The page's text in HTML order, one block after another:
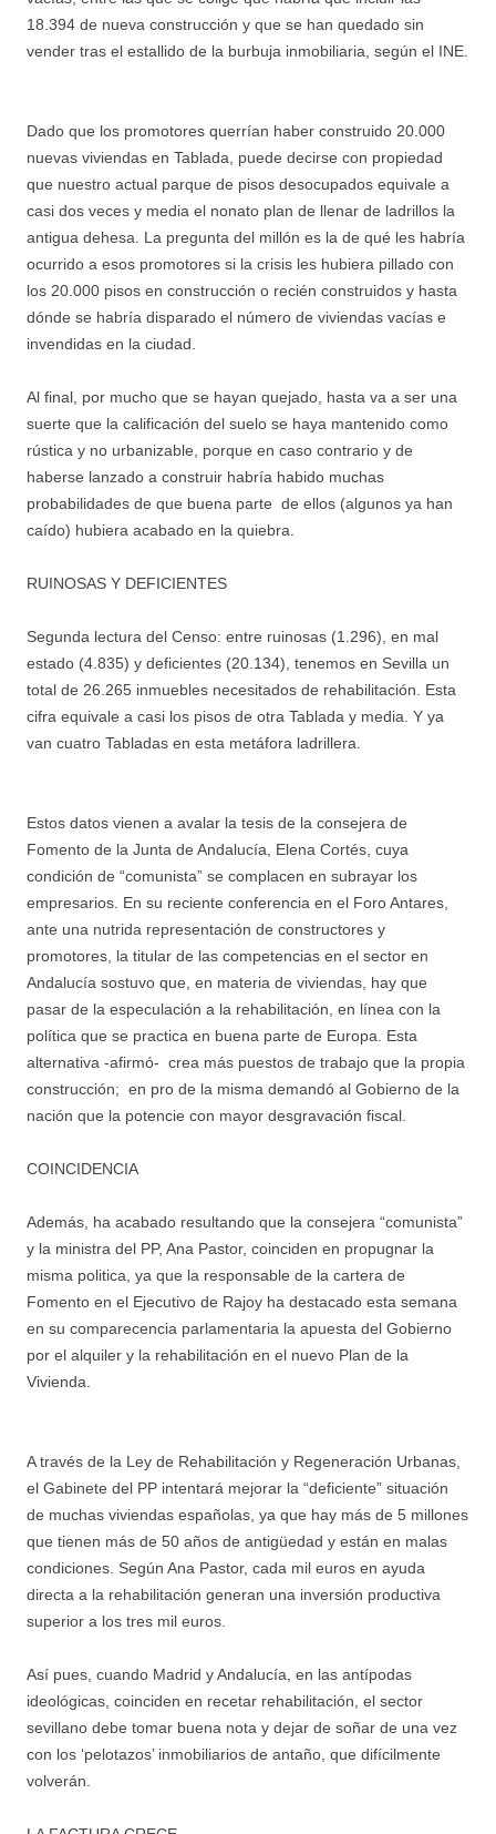
18.394 de nueva construcción y que se han quedado sin
vender tras el estallido de la burbuja inmobiliaria, según el INE.
Dado que los promotores querrían haber construido 20.000
nuevas viviendas en Tablada, puede decirse con propiedad
que nuestro actual parque de pisos desocupados equivale a
casi dos veces y media el nonato plan de llenar de ladrillos la
antigua dehesa. La pregunta del millón es la de qué les habría
ocurrido a esos promotores si la crisis les hubiera pillado con
los 20.000 pisos en construcción o recién construidos y hasta
dónde se habría disparado el número de viviendas vacías e
invendidas en la ciudad.
Al final, por mucho que se hayan quejado, hasta va a ser una
suerte que la calificación del suelo se haya mantenido como
rústica y no urbanizable, porque en caso contrario y de
haberse lanzado a construir habría habido muchas
probabilidades de que buena parte de ellos (algunos ya han
caído) hubiera acabado en la quiebra.
RUINOSAS Y DEFICIENTES
Segunda lectura del Censo: entre ruinosas (1.296), en mal
estado (4.835) y deficientes (20.134), tenemos en Sevilla un
total de 26.265 inmuebles necesitados de rehabilitación. Esta
cifra equivale a casi los pisos de otra Tablada y media. Y ya
van cuatro Tabladas en esta metáfora ladrillera.
Estos datos vienen a avalar la tesis de la consejera de
Fomento de la Junta de Andalucía, Elena Cortés, cuya
condición de “comunista” se complacen en subrayar los
empresarios. En su reciente conferencia en el Foro Antares,
ante una nutrida representación de constructores y
promotores, la titular de las competencias en el sector en
Andalucía sostuvo que, en materia de viviendas, hay que
pasar de la especulación a la rehabilitación, en línea con la
política que se practica en buena parte de Europa. Esta
alternativa -afirmó- crea más puestos de trabajo que la propia
construcción; en pro de la misma demandó al Gobierno de la
nación que la potencie con mayor desgravación fiscal.
COINCIDENCIA
Además, ha acabado resultando que la consejera “comunista”
y la ministra del PP, Ana Pastor, coinciden en propugnar la
misma politica, ya que la responsable de la cartera de
Fomento en el Ejecutivo de Rajoy ha destacado esta semana
en su comparecencia parlamentaria la apuesta del Gobierno
por el alquiler y la rehabilitación en el nuevo Plan de la
Vivienda.
A través de la Ley de Rehabilitación y Regeneración Urbanas,
el Gabinete del PP intentará mejorar la “deficiente” situación
de muchas viviendas españolas, ya que hay más de 5 millones
que tienen más de 50 años de antigüedad y están en malas
condiciones. Según Ana Pastor, cada mil euros en ayuda
directa a la rehabilitación generan una inversión productiva
superior a los tres mil euros.
Así pues, cuando Madrid y Andalucía, en las antípodas
ideológicas, coinciden en recetar rehabilitación, el sector
sevillano debe tomar buena nota y dejar de soñar de una vez
con los ‘pelotazos’ inmobiliarios de antaño, que difícilmente
volverán.